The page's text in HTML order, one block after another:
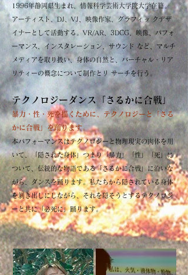
1996年静岡県生まれ、情報科学芸術大学院大学在籍。
アーティスト、DJ、VJ、映像作家、グラフィッ クデザ
イナーとして活動する。VR/AR、3DCG、映像、パフォ
ーマンス、インスタレーション、サウンド など、マルチ
メディアを取り扱い、身体の自然と、バーチャル・リア
リティーの概念について制作とリ サーチを行う。
テクノロジーダンス「さるかに合戦」
暴力・性・死を描くために、テクノロジーと「さる
かに合戦」を踊ります。
本パフォーマンスはテクノロジーと物理現実の肉体を用
いて、「隠された身体」つまり「暴力」「性」「死」に
ついて、伝統的な物語である「さるかに合戦」に沿いな
がら、ダンスを踊ります。私たちから隠されている身体
を剝き出しにしながら、それを隠そうとするテクノロジ
ーと共に「必死に」踊ります。